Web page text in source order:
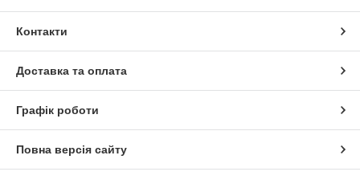
Контакти
Доставка та оплата
Графік роботи
Повна версія сайту